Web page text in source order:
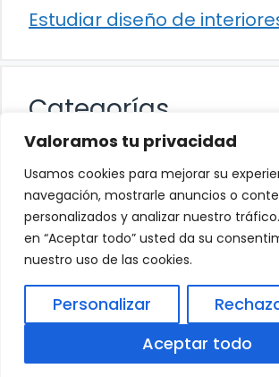
Valoramos tu privacidad
Usamos cookies para mejorar su
navegación, mostrarle anuncios o
personalizados y analizar nuestro
en “Aceptar todo” usted da su
nuestro uso de las cookies.
Personalizar
Aceptar todo
Estudiar diseño de
Categorías
Cultura
Educación
Eventos
Trabajo
Política de Privacidad
Política de Cookies